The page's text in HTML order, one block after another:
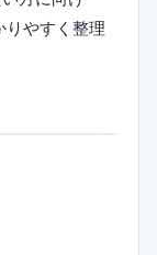
りやすく整理